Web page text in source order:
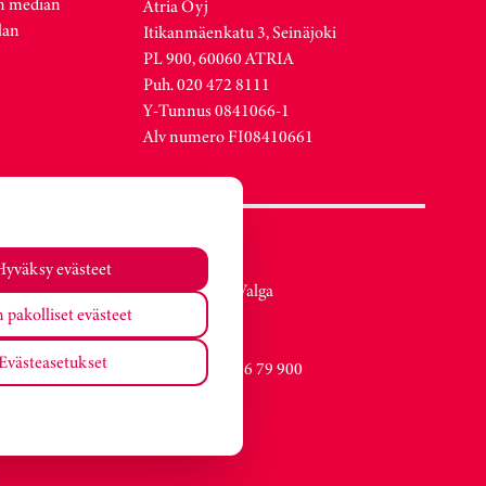
evästeet
pakolliset evästeet
Atria Oyj
Itikanmäenkatu 3, Seinäjoki
PL 900, 60060 ATRIA
Puh. 020 472 8111
Y-Tunnus 0841066-1
Alv numero FI08410661
Atria Viro
Metsa str. 19, Valga
Estonia
Vaihde +372 76 79 900